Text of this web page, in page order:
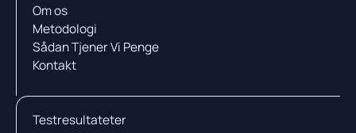
Om os
Metodologi
Sådan Tjener Vi Penge
Kontakt
Testresultateter